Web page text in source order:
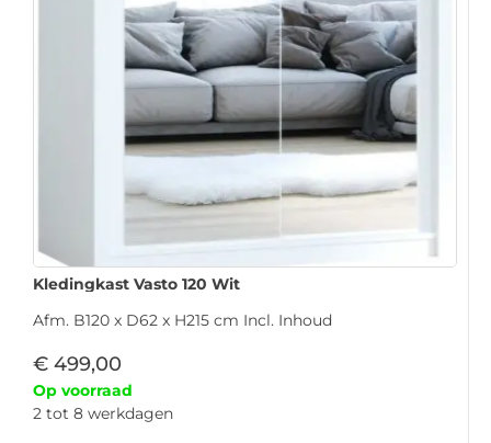
Kledingkast Vasto 120 Wit
Afm. B120 x D62 x H215 cm Incl. Inhoud
€ 499,00
Op voorraad
2 tot 8 werkdagen